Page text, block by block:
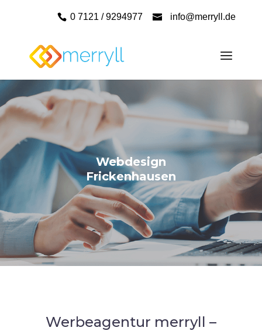
0 7121 / 9294977 info@merryll.de
Webdesign
Frickenhausen
Werbeagentur merryll –